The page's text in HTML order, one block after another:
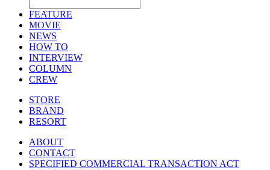
FEATURE
MOVIE
NEWS
HOW TO
INTERVIEW
COLUMN
CREW
STORE
BRAND
RESORT
ABOUT
CONTACT
SPECIFIED COMMERCIAL TRANSACTION ACT